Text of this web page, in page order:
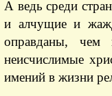
А ведь среди
и алчущие и
оправданы, чем
неисчислимые
имений в жизни